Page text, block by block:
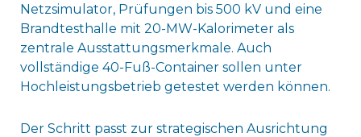
Netzsimulator, Prüfungen bis 500 kV und eine
Brandtesthalle mit 20-MW-Kalorimeter als
zentrale Ausstattungsmerkmale. Auch
vollständige 40-Fuß-Container sollen unter
Hochleistungsbetrieb getestet werden können.
Der Schritt passt zur strategischen Ausrichtung